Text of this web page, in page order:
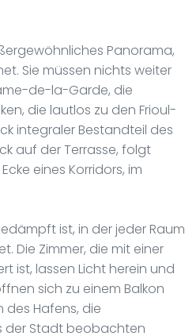
Panorama,
Sie müssen nichts weiter
de-la-Garde, die
die lautlos zu den Frioul-
integraler Bestandteil des
auf der Terrasse, folgt
eines Korridors, im
ist, in der jeder Raum
Die Zimmer, die mit einer
ist, lassen Licht herein und
sich zu einem Balkon
des Hafens, die
der Stadt beobachten